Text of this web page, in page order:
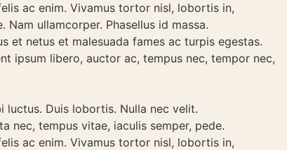
ac enim. Vivamus tortor nisl, lobortis in,
ullamcorper. Phasellus id massa.
et netus et malesuada fames ac turpis egestas.
ipsum libero, auctor ac, tempus nec, tempor nec,
Duis lobortis. Nulla nec velit.
nec, tempus vitae, iaculis semper, pede.
ac enim. Vivamus tortor nisl, lobortis in,